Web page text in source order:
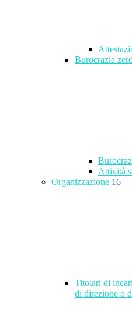
Burocrazia
Attività
Organizzazione 16
Titolari di
di direzione o